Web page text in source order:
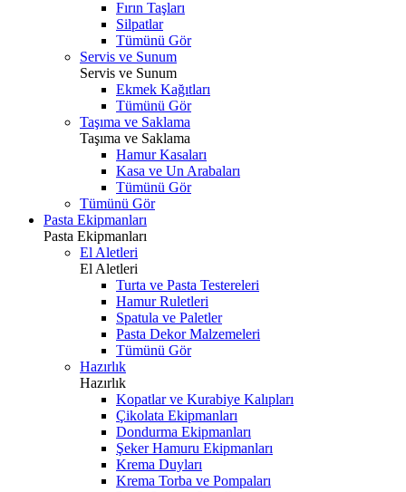
Fırın Taşları
Silpatlar
Tümünü Gör
Servis ve Sunum
Servis ve Sunum
Ekmek Kağıtları
Tümünü Gör
Taşıma ve Saklama
Taşıma ve Saklama
Hamur Kasaları
Kasa ve Un Arabaları
Tümünü Gör
Tümünü Gör
Pasta Ekipmanları
Pasta Ekipmanları
El Aletleri
El Aletleri
Turta ve Pasta Testereleri
Hamur Ruletleri
Spatula ve Paletler
Pasta Dekor Malzemeleri
Tümünü Gör
Hazırlık
Hazırlık
Kopatlar ve Kurabiye Kalıpları
Çikolata Ekipmanları
Dondurma Ekipmanları
Şeker Hamuru Ekipmanları
Krema Duyları
Krema Torba ve Pompaları